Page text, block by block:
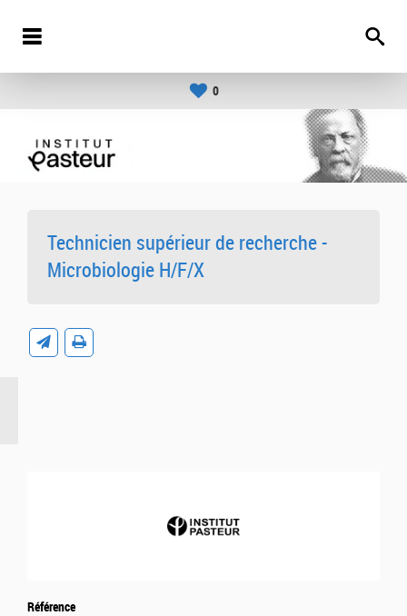
0
Technicien supérieur de recherche -
Microbiologie H/F/X
Référence